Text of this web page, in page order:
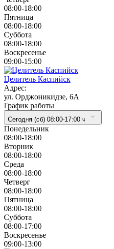
08:00-18:00
Пятница
08:00-18:00
Суббота
08:00-18:00
Воскресенье
09:00-15:00
Целитель Каспийск
Адрес:
ул. Орджоникидзе, 6А
График работы
Сегодня (сб) 08:00-17:00 ч
Понедельник
08:00-18:00
Вторник
08:00-18:00
Cреда
08:00-18:00
Четверг
08:00-18:00
Пятница
08:00-18:00
Суббота
08:00-17:00
Воскресенье
09:00-13:00